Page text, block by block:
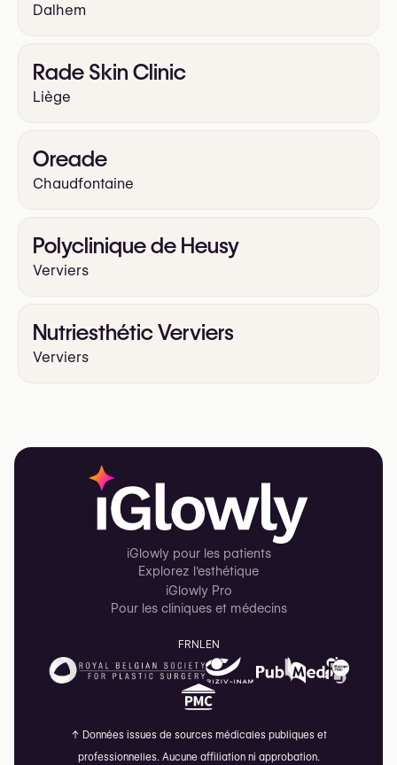
Dalhem
Rade Skin Clinic
Liège
Oreade
Chaudfontaine
Polyclinique de Heusy
Verviers
Nutriesthétic Verviers
Verviers
iGlowly pour les patients
Explorez l'esthétique
iGlowly Pro
Pour les cliniques et médecins
FRNLEN
↑ Données issues de sources médicales publiques et
professionnelles. Aucune affiliation ni approbation.